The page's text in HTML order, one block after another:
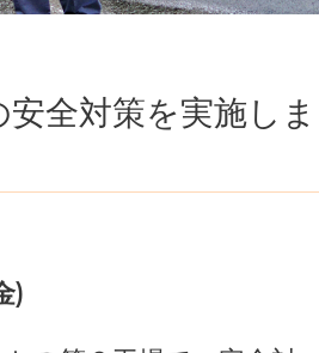
全対策を実施しま
)